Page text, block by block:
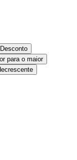
Desconto
para o maior